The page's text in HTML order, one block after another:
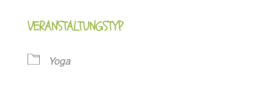
VERANSTALTUNGSTYP
Yoga